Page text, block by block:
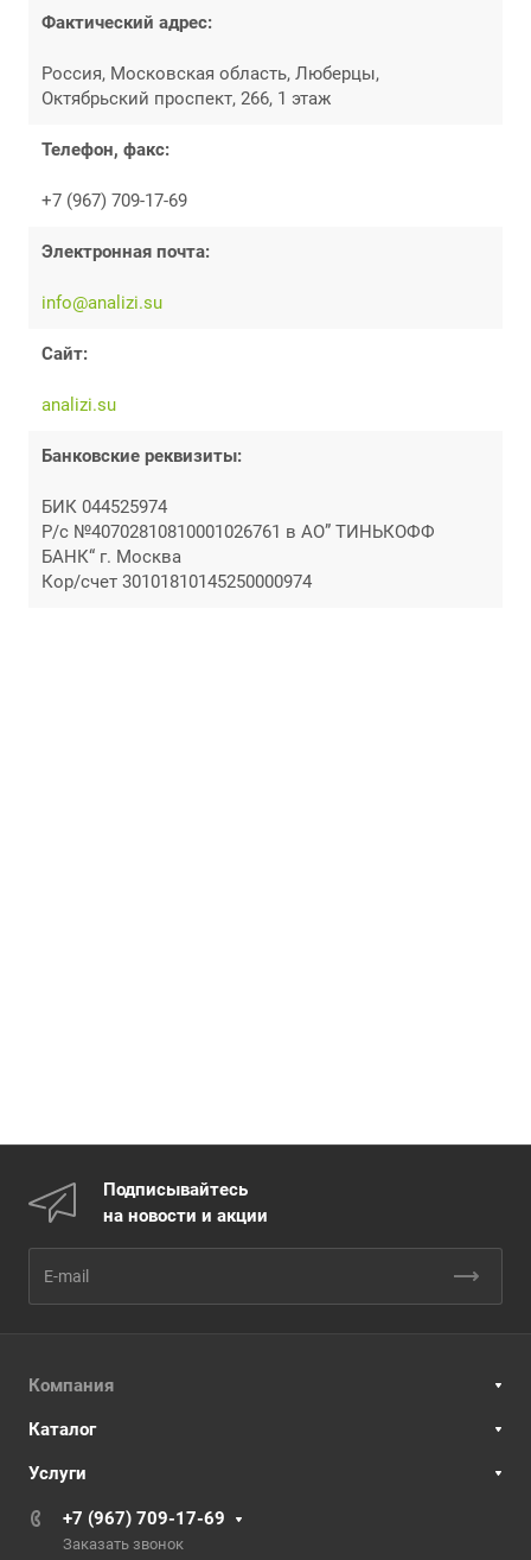
Фактический адрес:
Россия, Московская область, Люберцы,
Октябрьский проспект, 266, 1 этаж
Телефон, факс:
+7 (967) 709-17-69
Электронная почта:
info@analizi.su
Сайт:
analizi.su
Банковские реквизиты:
БИК 044525974
Р/с №40702810810001026761 в АО” ТИНЬКОФФ
БАНК“ г. Москва
Кор/счет 30101810145250000974
Подписывайтесь
на новости и акции
Компания
Каталог
Услуги
+7 (967) 709-17-69
Заказать звонок